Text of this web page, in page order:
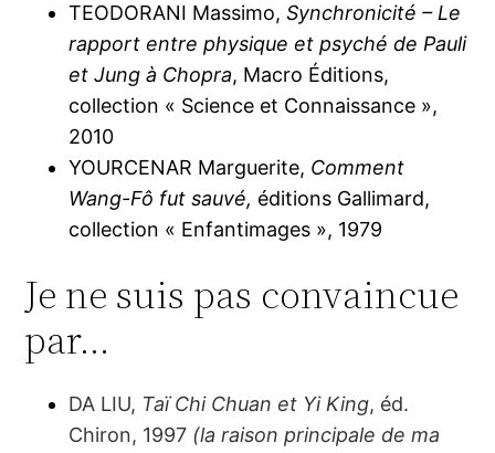
TEODORANI Massimo,Synchronicité – Le
rapport entre physique et psyché de Pauli
et Jung à Chopra, Macro Éditions,
collection « Science et Connaissance »,
2010
YOURCENAR Marguerite, Comment
Wang-Fô fut sauvé, éditions Gallimard,
collection « Enfantimages », 1979
Je ne suis pas convaincue
par…
DA LIU, Taï Chi Chuan et Yi King, éd.
Chiron, 1997 (la raison principale de ma